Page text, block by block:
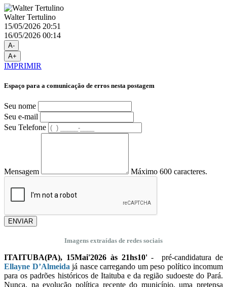
Walter Tertulino
15/05/2026 20:51
16/05/2026 00:14
A-
A+
IMPRIMIR
Espaço para a comunicação de erros nesta postagem
Seu nome
Seu e-mail
Seu Telefone
Mensagem Máximo 600 caracteres.
ENVIAR
Imagens extraídas de redes sociais
ITAITUBA(PA), 15Mai'2026 às 21hs10'- pré-candidatura de
Ellayne D’Almeida já nasce carregando um peso político incomum
para os padrões históricos de Itaituba e da região sudoeste do Pará.
Nunca, na evolução política recente do município, uma pretensa